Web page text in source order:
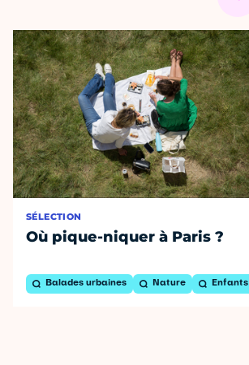
SÉLECTION
Où pique-niquer à Paris ?
Balades urbaines Nature Enfants